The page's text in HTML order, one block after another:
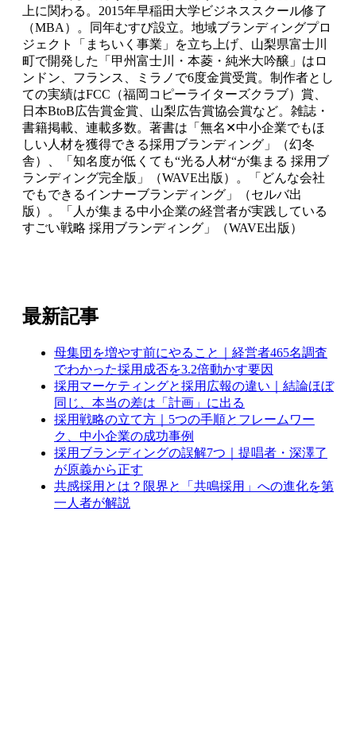
上に関わる。2015年早稲田大学ビジネススクール修了
（MBA）。同年むすび設立。地域ブランディングプロ
ジェクト「まちいく事業」を立ち上げ、山梨県富士川
町で開発した「甲州富士川・本菱・純米大吟醸」はロ
ンドン、フランス、ミラノで6度金賞受賞。制作者とし
ての実績はFCC（福岡コピーライターズクラブ）賞、
日本BtoB広告賞金賞、山梨広告賞協会賞など。雑誌・
書籍掲載、連載多数。著書は「無名✕中小企業でもほ
しい人材を獲得できる採用ブランディング」（幻冬
舎）、「知名度が低くても“光る人材“が集まる 採用ブ
ランディング完全版」（WAVE出版）。「どんな会社
でもできるインナーブランディング」（セルバ出
版）。「人が集まる中小企業の経営者が実践している
すごい戦略 採用ブランディング」（WAVE出版）
最新記事
母集団を増やす前にやること｜経営者465名調査
でわかった採用成否を3.2倍動かす要因
採用マーケティングと採用広報の違い｜結論ほぼ
同じ、本当の差は「計画」に出る
採用戦略の立て方｜5つの手順とフレームワー
ク、中小企業の成功事例
採用ブランディングの誤解7つ｜提唱者・深澤了
が原義から正す
共感採用とは？限界と「共鳴採用」への進化を第
一人者が解説